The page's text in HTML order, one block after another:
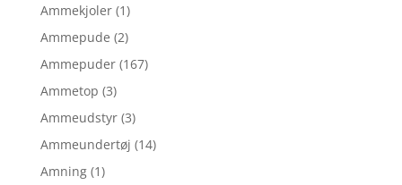
Ammekjoler (1)
Ammepude (2)
Ammepuder (167)
Ammetop (3)
Ammeudstyr (3)
Ammeundertøj (14)
Amning (1)